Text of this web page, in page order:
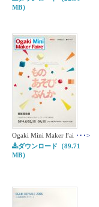
MB）
Ogaki Mini Maker Fai ･･･>
ダウンロード（89.71
MB）